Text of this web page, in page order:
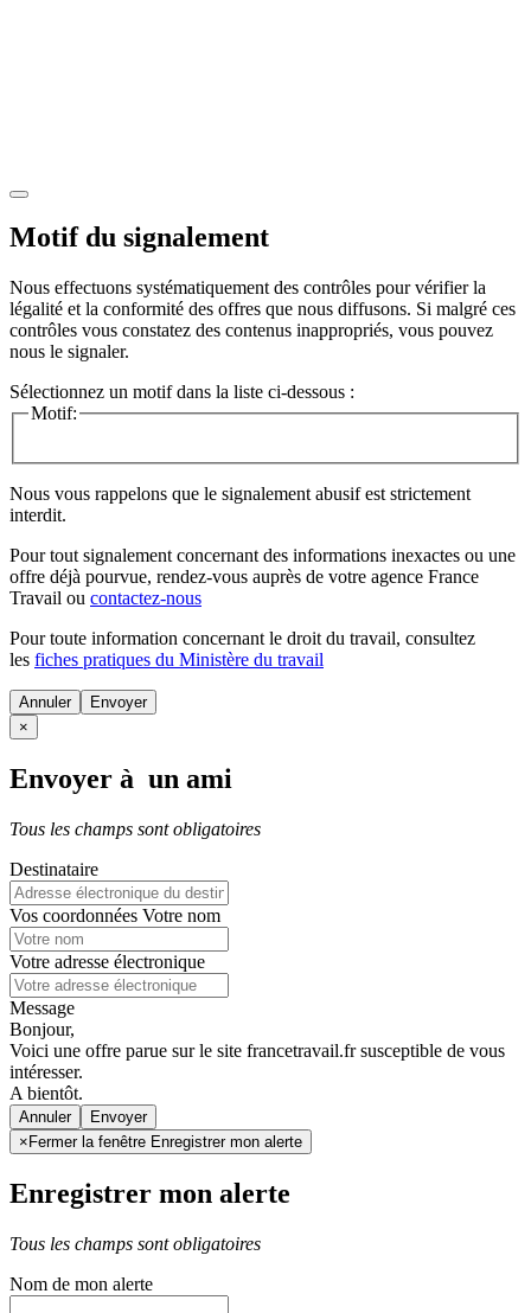
Motif du signalement
Nous effectuons systématiquement des contrôles pour vérifier la
légalité et la conformité des offres que nous diffusons. Si malgré ces
contrôles vous constatez des contenus inappropriés, vous pouvez
nous le signaler.
Sélectionnez un motif dans la liste ci-dessous :
Motif:
Nous vous rappelons que le signalement abusif est strictement
interdit.
Pour tout signalement concernant des informations inexactes ou une
offre déjà pourvue, rendez-vous auprès de votre agence France
Travail ou contactez-nous
Pour toute information concernant le droit du travail, consultez
les fiches pratiques du Ministère du travail
Annuler
×
Envoyer à un ami
Tous les champs sont obligatoires
Destinataire
Vos coordonnées Votre nom
Votre adresse électronique
Message
Bonjour,
Voici une offre parue sur le site francetravail.fr susceptible de vous
intéresser.
A bientôt.
Annuler
× Fermer la fenêtre Enregistrer mon alerte
Enregistrer mon alerte
Tous les champs sont obligatoires
Nom de mon alerte